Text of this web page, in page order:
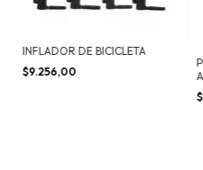
INFLADOR DE BICICLETA
$9.256,00